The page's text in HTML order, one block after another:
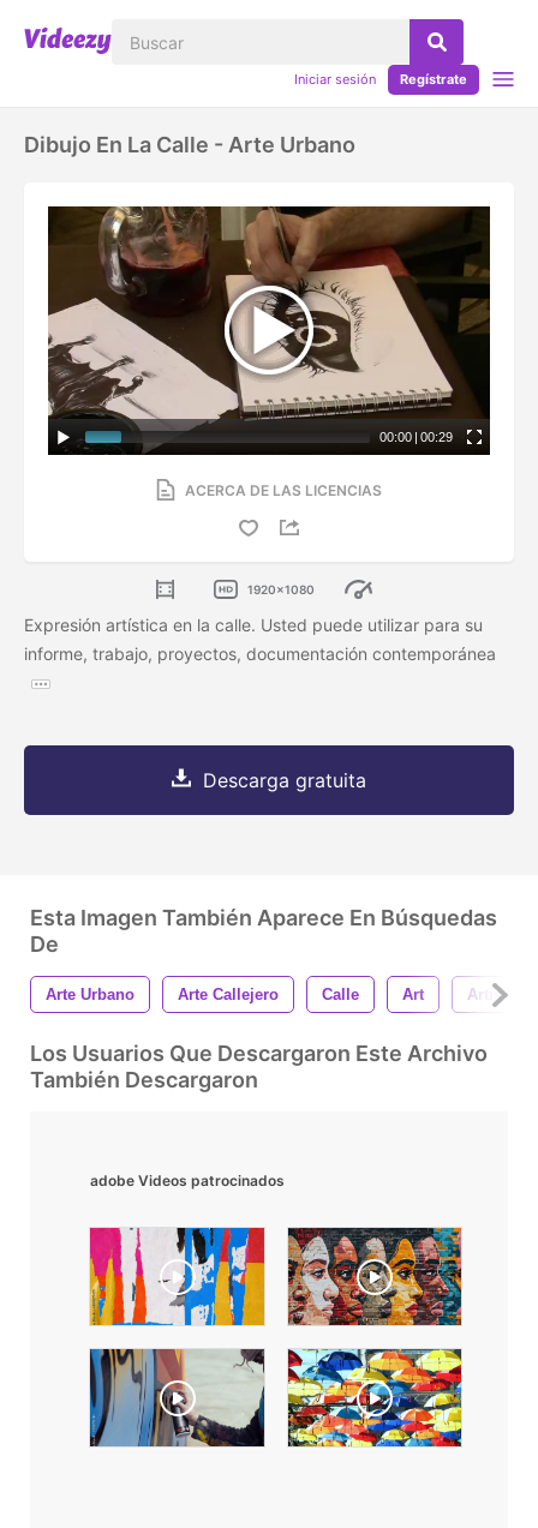
Iniciar sesión Regístrate
Dibujo En La Calle - Arte Urbano
00:00 | 00:29
ACERCA DE LAS LICENCIAS
1920x1080
Expresión artística en la calle. Usted puede utilizar para su
informe, trabajo, proyectos, documentación contemporánea
Descarga gratuita
Esta Imagen También Aparece En Búsquedas
De
Arte Urbano Arte Callejero Calle Art Artista
Los Usuarios Que Descargaron Este Archivo
También Descargaron
adobe Videos patrocinados